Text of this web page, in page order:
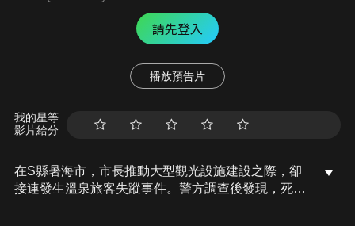
請先登入
播放預告片
我的星等
影片給分
在S縣暑海市，市長推動大型觀光設施建設之際，卻
接連發生溫泉旅客失蹤事件。警方調查後發現，死者